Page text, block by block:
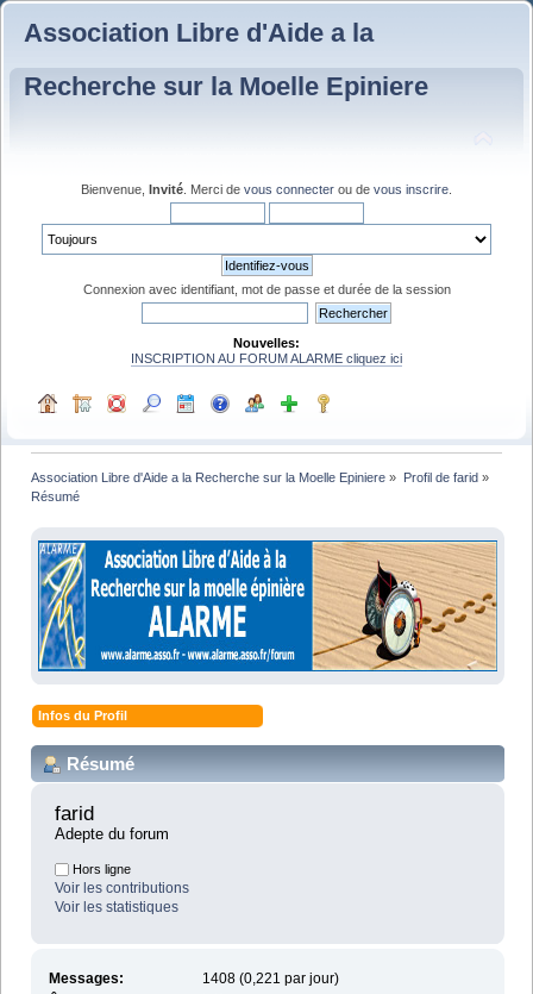
Association Libre d'Aide a la
Recherche sur la Moelle Epiniere
Bienvenue, Invité . Merci de vous connecter ou de vous inscrire
Connexion avec identifiant, mot de passe et durée de la session
Nouvelles:
INSCRIPTION AU FORUM ALARME cliquez ici
Association Libre d'Aide a la Recherche sur la Moelle Epiniere » Profil de farid»
Résumé
Infos du Profil
Résumé
farid
Adepte du forum
Hors ligne
Voir les contributions
Voir les statistiques
Messages:
1408 (0,221 par jour)